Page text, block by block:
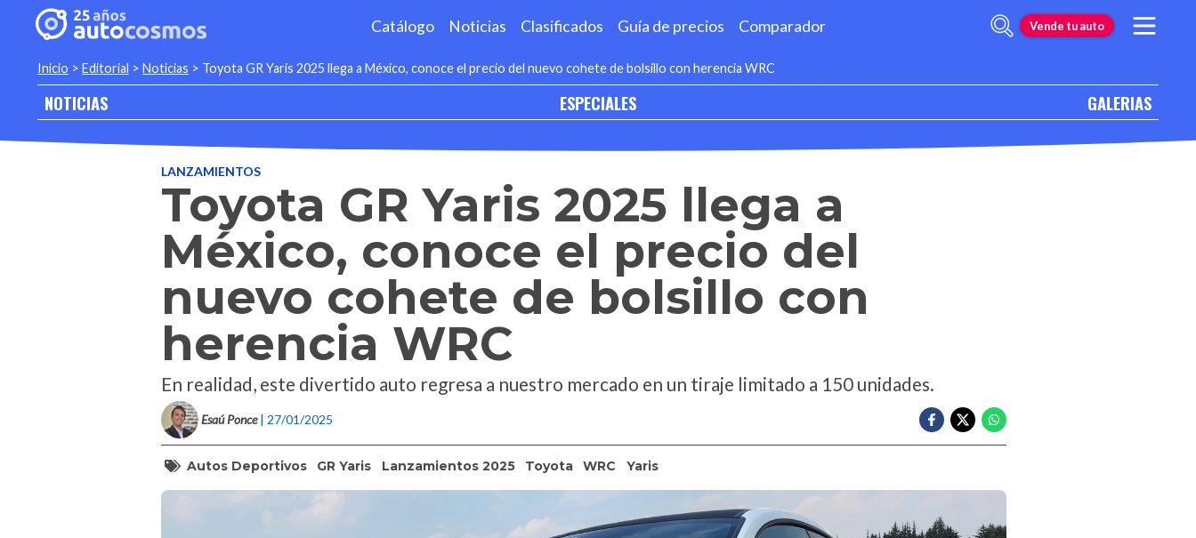
Catálogo Noticias Clasificados Guía de precios Comparador Vende tu auto
Inicio > Editorial > Noticias > Toyota GR Yaris 2025 llega a México, conoce el precio del nuevo cohete de bolsillo con herencia WRC
NOTICIAS ESPECIALES GALERIAS
LANZAMIENTOS
Toyota GR Yaris 2025 llega a
México, conoce el precio del
nuevo cohete de bolsillo con
herencia WRC
En realidad, este divertido auto regresa a nuestro mercado en un tiraje limitado a 150 unidades.
Esaú Ponce | 27/01/2025
Autos Deportivos GR Yaris Lanzamientos 2025 Toyota WRC Yaris